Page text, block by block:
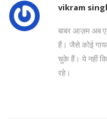
vikram
बाबर आज़म अब
हैं। जैसे कोई
चुके हैं। ये नहीं
रहे।